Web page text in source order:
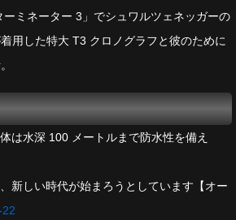
ミネーター 3」でシュワルツェネッガーの
用した特大 T3 クロノグラフと彼のために
は水深 100 メートルまで防水性を備え
新しい時代が始まろうとしています【オー